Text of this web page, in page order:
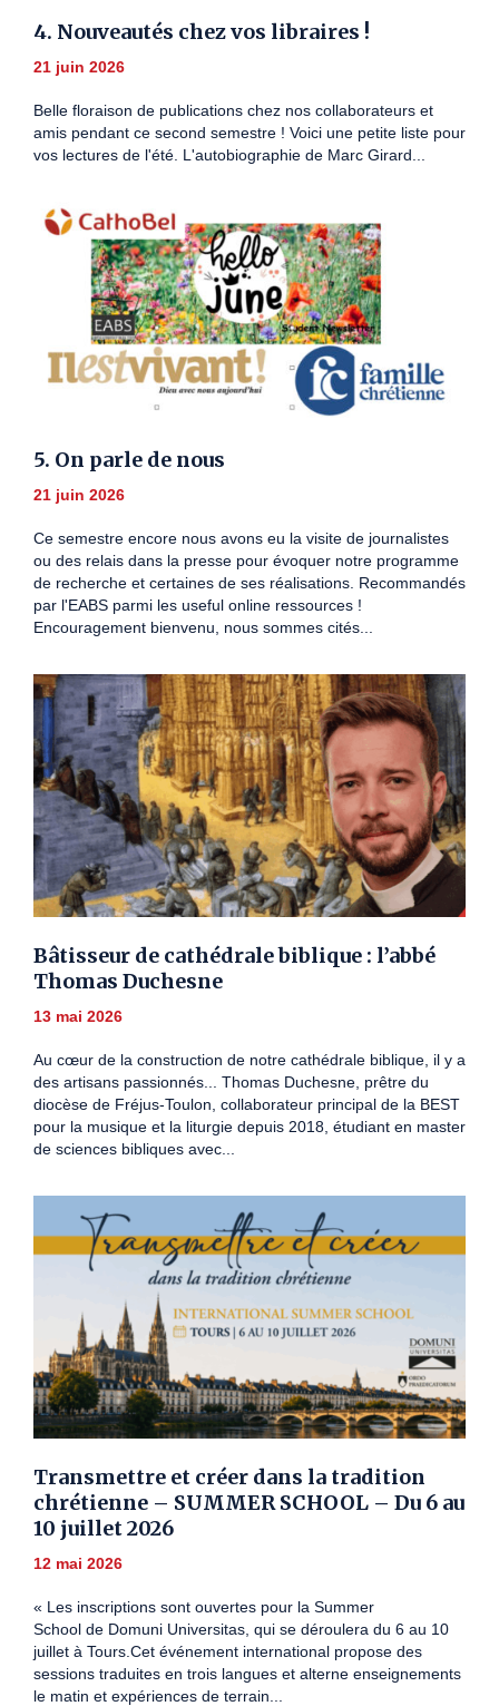
4. Nouveautés chez vos libraires !
21 juin 2026
Belle floraison de publications chez nos collaborateurs et
amis pendant ce second semestre ! Voici une petite liste pour
vos lectures de l'été. L'autobiographie de Marc Girard...
5. On parle de nous
21 juin 2026
Ce semestre encore nous avons eu la visite de journalistes
ou des relais dans la presse pour évoquer notre programme
de recherche et certaines de ses réalisations. Recommandés
par l'EABS parmi les useful online ressources !
Encouragement bienvenu, nous sommes cités...
Bâtisseur de cathédrale biblique : l’abbé
Thomas Duchesne
13 mai 2026
Au cœur de la construction de notre cathédrale biblique, il y a
des artisans passionnés... Thomas Duchesne, prêtre du
diocèse de Fréjus-Toulon, collaborateur principal de la BEST
pour la musique et la liturgie depuis 2018, étudiant en master
de sciences bibliques avec...
Transmettre et créer dans la tradition
chrétienne – SUMMER SCHOOL – Du 6 au
10 juillet 2026
12 mai 2026
« Les inscriptions sont ouvertes pour la Summer
School de Domuni Universitas, qui se déroulera du 6 au 10
juillet à Tours.Cet événement international propose des
sessions traduites en trois langues et alterne enseignements
le matin et expériences de terrain...